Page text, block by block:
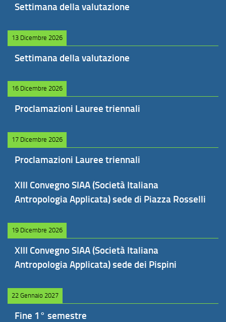
Settimana della valutazione
13 Dicembre 2026
Settimana della valutazione
16 Dicembre 2026
Proclamazioni Lauree triennali
17 Dicembre 2026
Proclamazioni Lauree triennali
XIII Convegno SIAA (Società Italiana
Antropologia Applicata) sede di Piazza Rosselli
19 Dicembre 2026
XIII Convegno SIAA (Società Italiana
Antropologia Applicata) sede dei Pispini
22 Gennaio 2027
Fine 1° semestre